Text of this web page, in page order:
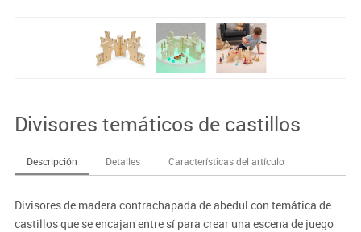
Divisores temáticos de castillos
Descripción Detalles Características del artículo
Divisores de madera contrachapada de abedul con temática de
castillos que se encajan entre sí para crear una escena de juego